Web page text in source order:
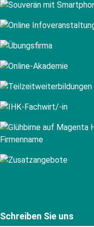
Schreiben Sie uns